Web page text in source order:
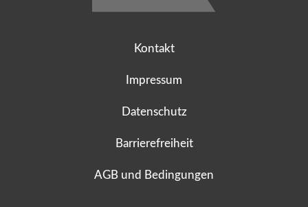
Kontakt
Impressum
Datenschutz
Barrierefreiheit
AGB und Bedingungen